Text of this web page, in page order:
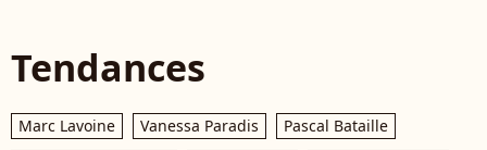
Tendances
Marc Lavoine Vanessa Paradis
Pascal Bataille